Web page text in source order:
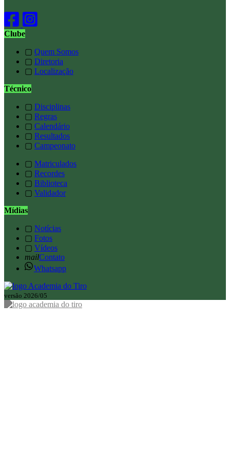
Clube
▢ Quem Somos
▢ Diretoria
▢ Localização
Técnico
▢ Disciplinas
▢ Regras
▢ Calendário
▢ Resultados
▢ Campeonato
▢ Matriculados
▢ Recordes
▢ Biblioteca
▢ Validador
Mídias
▢ Notícias
▢ Fotos
▢ Vídeos
mailContato
Whatsapp
versão 2026/05